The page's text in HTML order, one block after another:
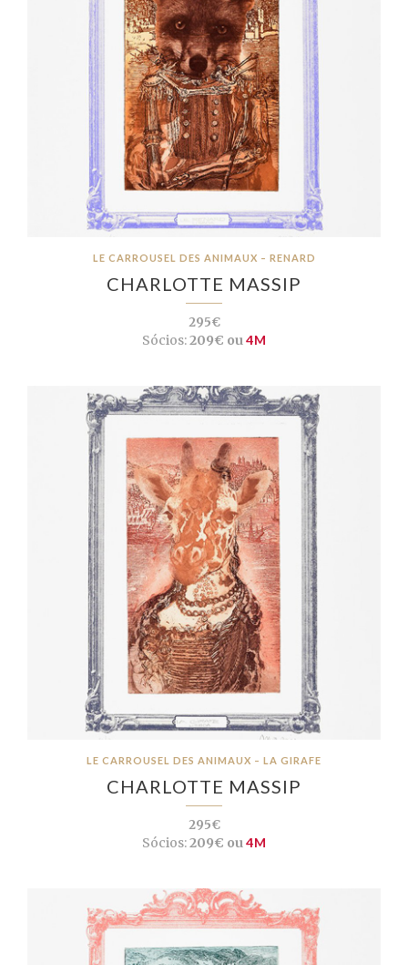
LE CARROUSEL DES ANIMAUX – RENARD
CHARLOTTE MASSIP
295€
Sócios:209€ ou4M
LE CARROUSEL DES ANIMAUX – LA GIRAFE
CHARLOTTE MASSIP
295€
Sócios:209€ ou4M